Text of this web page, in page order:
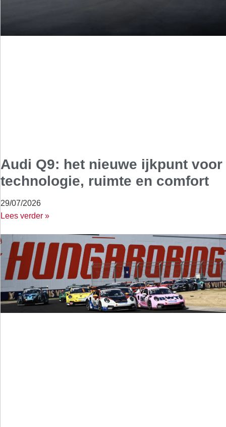
Audi Q9: het nieuwe ijkpunt voor
technologie, ruimte en comfort
29/07/2026
Lees verder »